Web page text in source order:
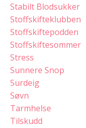
Stabilt Blodsukker
Stoffskifteklubben
Stoffskiftepodden
Stoffskiftesommer
Stress
Sunnere Snop
Surdeig
Søvn
Tarmhelse
Tilskudd